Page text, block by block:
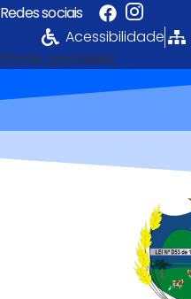
Redes sociais
Acessibilidade
[fonte_contraste]